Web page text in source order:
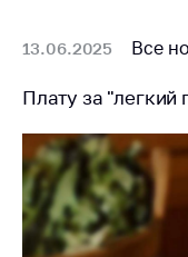
питания,
вопросам
политики
13.06.2025 Все
Плату за "легкий